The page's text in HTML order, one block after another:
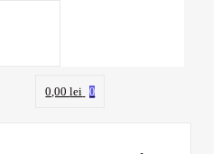
0,00lei 0